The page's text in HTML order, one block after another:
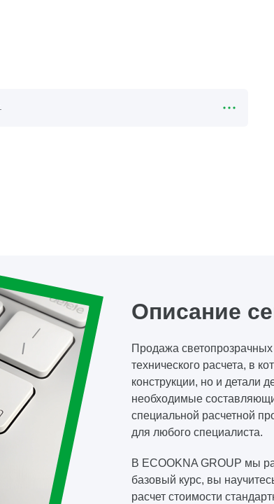
Описание
Продажа
технического расчета, в
конструкции, но и детали
необходимые
специальной расчетной
для любого специалиста.
В ECOOKNA GROUP мы
базовый курс, вы
расчет стоимости